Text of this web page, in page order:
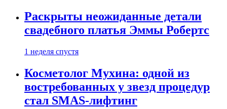
Раскрыты неожиданные детали
свадебного платья Эммы Робертс
1 неделя спустя
Косметолог Мухина: одной из
востребованных у звезд процедур
стал SMAS-лифтинг